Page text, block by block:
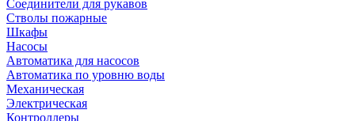
Соединители для рукавов
Стволы пожарные
Шкафы
Насосы
Автоматика для насосов
Автоматика по уровню воды
Механическая
Электрическая
Контроллеры